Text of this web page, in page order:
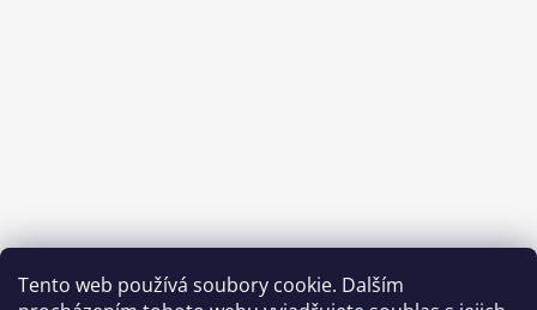
Tento web používá soubory cookie. Dalším